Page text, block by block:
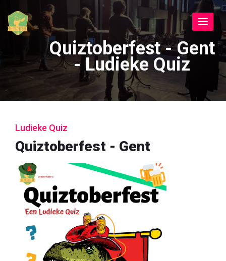
Toggle
Quiztoberfest - Gent
- Ludieke Quiz
Ludieke Quiz
Quiztoberfest - Gent